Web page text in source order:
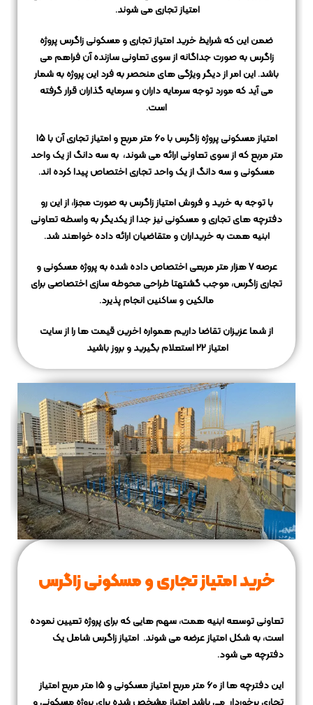
امتیاز تجاری می شوند.
ضمن این که شرایط خرید امتیاز تجاری و مسکونی زاگرس پروژه
زاگرس به صورت جداگانه از سوی تعاونی سازنده آن فراهم می
باشد.این امر از دیگر ویژگی های منحصر به فرد این پروژه به شمار
می آید که مورد توجه سرمایه داران و سرمایه گذاران قرار گرفته
است.
امتیاز مسکونی پروژه زاگرس با 60 متر مربع و امتیاز تجاری آن با 15
متر مربع که از سوی تعاونی ارائه می شوند،به سه دانگ از یک واحد
مسکونی و سه دانگ از یک واحد تجاری اختصاص پیدا کرده اند.
با توجه به خرید و فروش امتیاز زاگرس به صورت مجزا، از این رو
دفترچه های تجاری و مسکونینیز جدا از یکدیگر به واسطه تعاونی
ابنیه همت به خریداران و متقاضیان ارائه داده خواهند شد.
عرصه 7 هزار متر مربعی اختصاص داده شده به پروژه مسکونی و
تجاری زاگرس، موجب گشتهتا طراحی محوطه سازی اختصاصی برای
مالکین و ساکنین انجام پذیرد.
از شما عزیزان تقاضا داریم همواره اخرین قیمت ها را از سایت
امتیاز 22 استعلام بگیرید و بروز باشید
خرید امتیاز تجاری و مسکونی زاگرس
تعاونی توسعه ابنیه همت، سهم هایی که برای پروژه تعیین نموده
است، به شکل امتیاز عرضه می شوند. امتیاز زاگرس شامل یک
دفترچه می شود.
این دفترچه ها از 60 متر مربع امتیاز مسکونی و 15 متر مربع امتیاز